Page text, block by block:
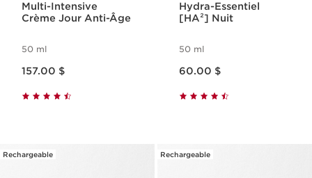
Multi-Intensive
Crème Jour Anti-Âge
50 ml
157.00 $
Hydra-Essentiel
[HA²] Nuit
50 ml
60.00 $
Rechargeable Rechargeable